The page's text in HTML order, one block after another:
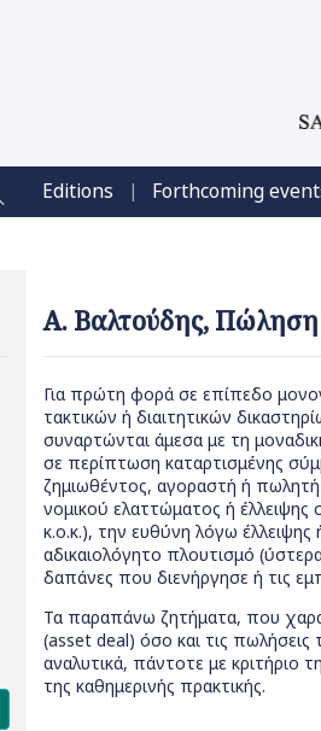
Editions | Forthcoming
Α. Βαλτούδης, Πώληση
Για πρώτη φορά σε επίπεδο
τακτικών ή διαιτητικών
συναρτώνται άμεσα με τη
σε περίπτωση καταρτισμένης
ζημιωθέντος, αγοραστή ή
νομικού ελαττώματος ή
κ.ο.κ.), την ευθύνη λόγω
αδικαιολόγητο πλουτισμό
δαπάνες που διενήργησε ή τις
Τα παραπάνω ζητήματα, που
(asset deal) όσο και τις πωλήσεις
αναλυτικά, πάντοτε με κριτήριο
της καθημερινής πρακτικής.